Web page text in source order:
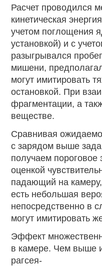
Расчет проводился
кинетическая
учетом поглощения
установкой) и с
разыгрывался
мишени,
могут имитировать
остановкой. При
фрагментации, а
веществе.
Сравнивая
с зарядом выше
получаем пороговое
оценкой
падающий на
есть небольшая
непосредственно в
могут имитировать
Эффект
в камере. Чем выше
рагсея-